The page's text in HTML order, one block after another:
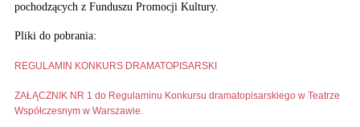
pochodzących z Funduszu Promocji Kultury.
Pliki do pobrania:
REGULAMIN KONKURS DRAMATOPISARSKI
ZAŁĄCZNIK NR 1 do Regulaminu Konkursu dramatopisarskiego w Teatrze
Współczesnym w Warszawie.